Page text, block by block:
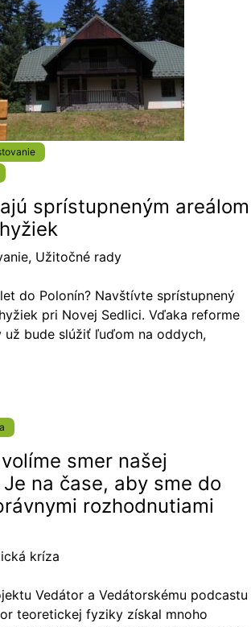
sprístupneným areálom
, Užitočné rady
do Polonín? Navštívte sprístupnený
pri Novej Sedlici. Vďaka reforme
už bude slúžiť ľuďom na oddych,
smer našej
na čase, aby sme do
rozhodnutiami
kríza
Vedátor a Vedátorskému podcastu
teoretickej fyziky získal mnoho